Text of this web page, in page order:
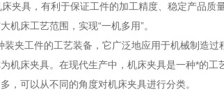
夹具，有利于保证工件的加工精度、稳定产品质
机床工艺范围，实现“一机多用”。
夹工件的工艺装备，它广泛地应用于机械制造过
机床夹具。在现代生产中，机床夹具是一种*的
，可以从不同的角度对机床夹具进行分类。